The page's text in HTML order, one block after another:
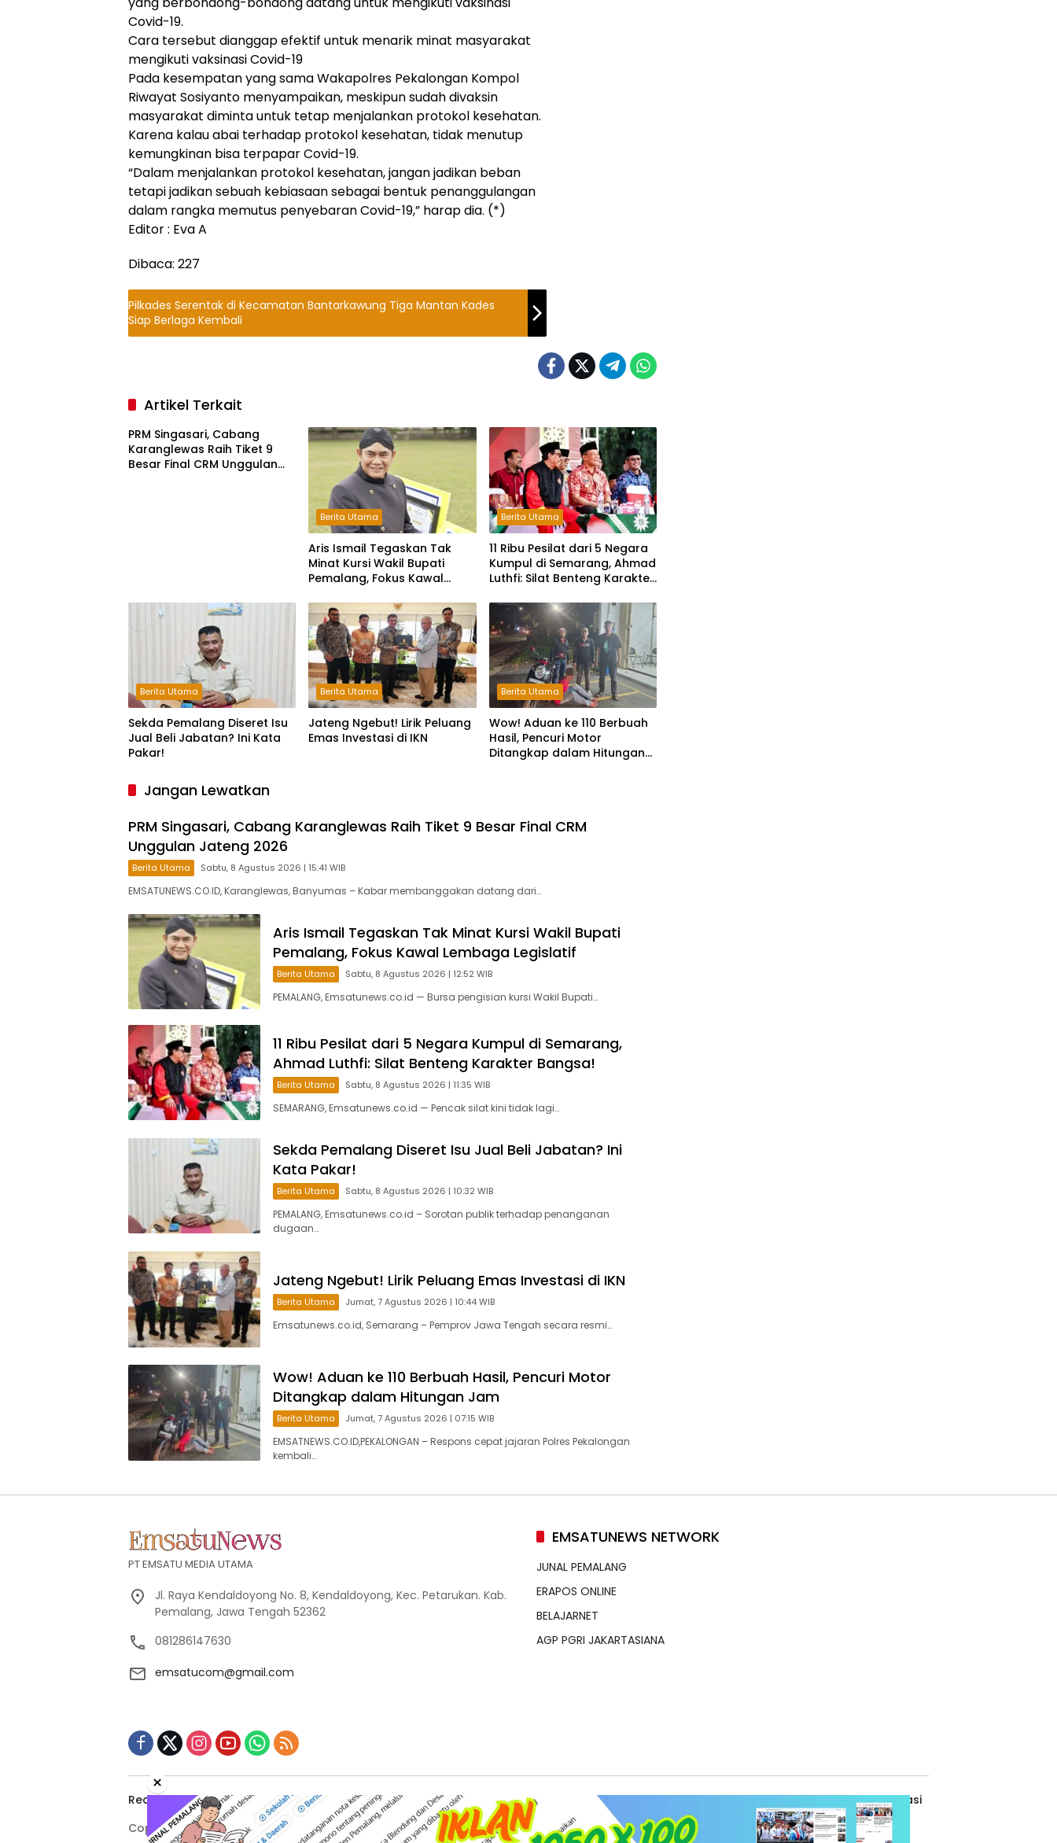
Covid-19.
Cara tersebut dianggap efektif untuk menarik minat masyarakat
mengikuti vaksinasi Covid-19
Pada kesempatan yang sama Wakapolres Pekalongan Kompol
Riwayat Sosiyanto menyampaikan, meskipun sudah divaksin
masyarakat diminta untuk tetap menjalankan protokol kesehatan.
Karena kalau abai terhadap protokol kesehatan, tidak menutup
kemungkinan bisa terpapar Covid-19.
“Dalam menjalankan protokol kesehatan, jangan jadikan beban
tetapi jadikan sebuah kebiasaan sebagai bentuk penanggulangan
dalam rangka memutus penyebaran Covid-19,” harap dia. (*)
Editor : Eva A
Dibaca: 227
Pilkades Serentak di Kecamatan Bantarkawung Tiga Mantan Kades
Siap Berlaga Kembali
Artikel Terkait
PRM Singasari, Cabang
Karanglewas Raih Tiket 9
Besar Final CRM Unggulan
Berita Utama
Aris Ismail Tegaskan Tak
Minat Kursi Wakil Bupati
Pemalang, Fokus Kawal
Berita Utama
11 Ribu Pesilat dari 5 Negara
Kumpul di Semarang, Ahmad
Luthfi: Silat Benteng Karakter
Berita Utama
Sekda Pemalang Diseret Isu
Jual Beli Jabatan? Ini Kata
Pakar!
Berita Utama
Jateng Ngebut! Lirik Peluang
Emas Investasi di IKN
Berita Utama
Wow! Aduan ke 110 Berbuah
Hasil, Pencuri Motor
Ditangkap dalam Hitungan
Jangan Lewatkan
PRM Singasari, Cabang Karanglewas Raih Tiket 9 Besar Final CRM
Unggulan Jateng 2026
Berita Utama Sabtu, 8 Agustus 2026 | 15:41 WIB
EMSATUNEWS.CO.ID, Karanglewas, Banyumas – Kabar membanggakan datang dari…
Aris Ismail Tegaskan Tak Minat Kursi Wakil Bupati
Pemalang, Fokus Kawal Lembaga Legislatif
Berita Utama Sabtu, 8 Agustus 2026 | 12:52 WIB
PEMALANG, Emsatunews.co.id — Bursa pengisian kursi Wakil Bupati…
11 Ribu Pesilat dari 5 Negara Kumpul di Semarang,
Ahmad Luthfi: Silat Benteng Karakter Bangsa!
Berita Utama Sabtu, 8 Agustus 2026 | 11:35 WIB
SEMARANG, Emsatunews.co.id — Pencak silat kini tidak lagi…
Sekda Pemalang Diseret Isu Jual Beli Jabatan? Ini
Kata Pakar!
Berita Utama Sabtu, 8 Agustus 2026 | 10:32 WIB
PEMALANG, Emsatunews.co.id – Sorotan publik terhadap penanganan
dugaan…
Jateng Ngebut! Lirik Peluang Emas Investasi di IKN
Berita Utama Jumat, 7 Agustus 2026 | 10:44 WIB
Emsatunews.co.id, Semarang – Pemprov Jawa Tengah secara resmi…
Wow! Aduan ke 110 Berbuah Hasil, Pencuri Motor
Ditangkap dalam Hitungan Jam
Berita Utama Jumat, 7 Agustus 2026 | 07:15 WIB
EMSATNEWS.CO.ID,PEKALONGAN – Respons cepat jajaran Polres Pekalongan
kembali…
PT EMSATU MEDIA UTAMA
Jl. Raya Kendaldoyong No. 8, Kendaldoyong, Kec. Petarukan. Kab.
Pemalang, Jawa Tengah 52362
081286147630
emsatucom@gmail.com
EMSATUNEWS NETWORK
JUNAL PEMALANG
ERAPOS ONLINE
BELAJARNET
AGP PGRI JAKARTASIANA
Redaksi Indeks Berita Pedoman Media Siber Standar Perlindungan Profesi Wartawan Kode Etik Jurnalistik
Kebijakan Privasi
Copyright © 2026 emsatunews.co.id All Rights Reserved.
×